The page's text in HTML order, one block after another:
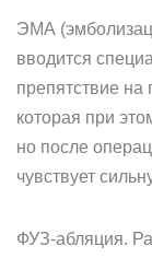
ЭМА
вводится
препятствие на
которая при
но после
чувствует
ФУЗ-абляция.